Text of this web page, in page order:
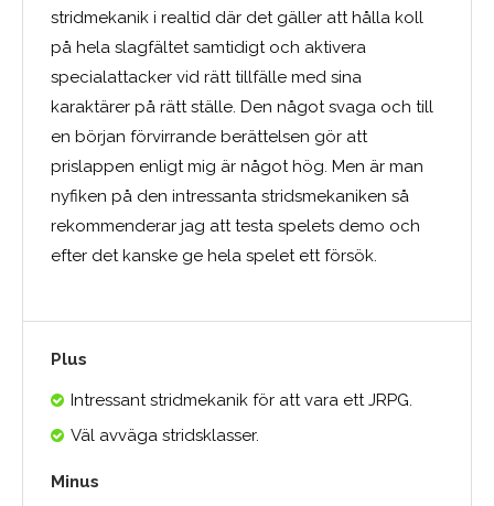
stridmekanik i realtid där det gäller att hålla koll
på hela slagfältet samtidigt och aktivera
specialattacker vid rätt tillfälle med sina
karaktärer på rätt ställe. Den något svaga och till
en början förvirrande berättelsen gör att
prislappen enligt mig är något hög. Men är man
nyfiken på den intressanta stridsmekaniken så
rekommenderar jag att testa spelets demo och
efter det kanske ge hela spelet ett försök.
Plus
Intressant stridmekanik för att vara ett JRPG.
Väl avväga stridsklasser.
Minus